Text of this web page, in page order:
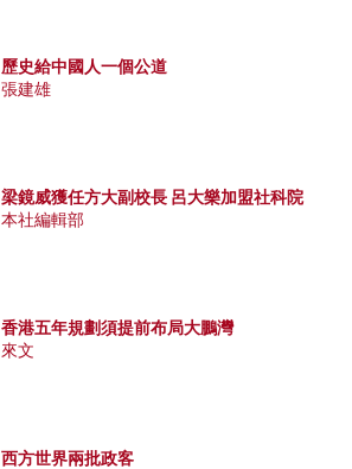
歷史給中國人一個公道
張建雄
梁鏡威獲任方大副校長 呂大樂加盟社科院
本社編輯部
香港五年規劃須提前布局大鵬灣
來文
西方世界兩批政客